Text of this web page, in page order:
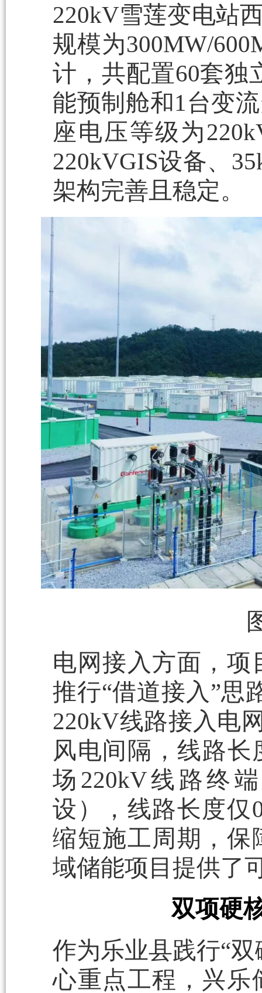
220kV雪莲变电站
规模为300MW/
计，共配置60套独
能预制舱和1台变
座电压等级为
220kVGIS设备、
架构完善且稳定。
电网接入方面，
推行“借道接入”思
220kV线路接入电
风电间隔，线路长
场220kV线路终
设），线路长度仅
缩短施工周期，保
域储能项目提供了
双项硬
作为乐业县践行“
心重点工程，兴乐